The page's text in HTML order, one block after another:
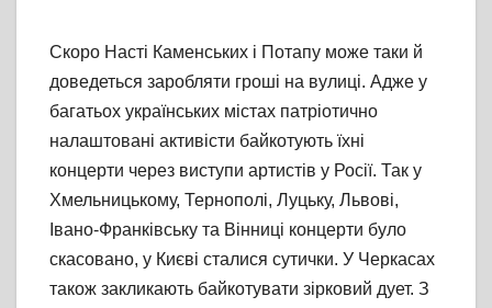
Скоро Насті Каменських і Потапу може таки й
доведеться заробляти гроші на вулиці. Адже у
багатьох українських містах патріотично
налаштовані активісти байкотують їхні
концерти через виступи артистів у Росії. Так у
Хмельницькому, Тернополі, Луцьку, Львові,
Івано-Франківську та Вінниці концерти було
скасовано, у Києві сталися сутички. У Черкасах
також закликають байкотувати зірковий дует. З